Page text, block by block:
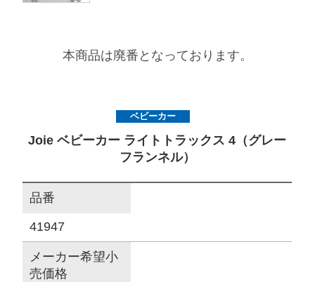
× 閉じる
本商品は廃番となっております。
ベビーカー
Joie ベビーカー ライトトラックス 4（グレー
フランネル）
品番
41947
メーカー希望小
売価格